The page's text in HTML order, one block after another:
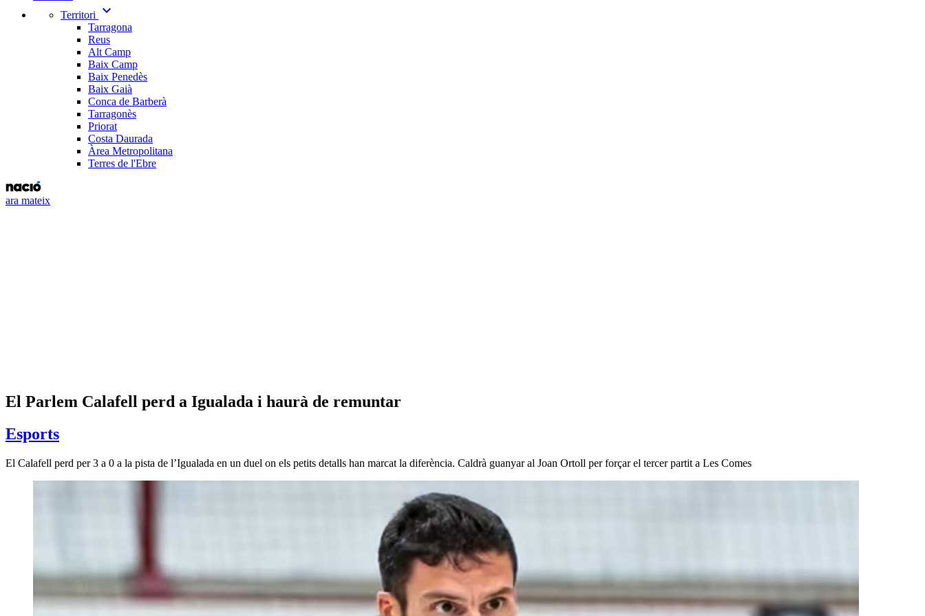
Territori
expand_more
Tarragona
Reus
Alt Camp
Baix Camp
Baix Penedès
Baix Gaià
Conca de Barberà
Tarragonès
Priorat
Costa Daurada
Àrea Metropolitana
Terres de l'Ebre
ara mateix
El Parlem Calafell perd a Igualada i haurà de remuntar
Esports
El Calafell perd per 3 a 0 a la pista de l’Igualada en un duel on els petits detalls han marcat la diferència. Caldrà guanyar al Joan Ortoll per forçar el tercer partit a Les Comes